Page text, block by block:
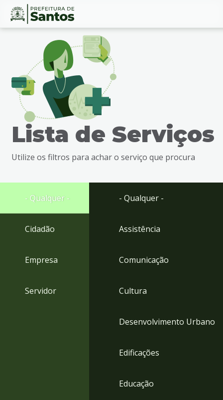
Ir
busca
Ir
rodapé
Conteúdo
Lista de Serviços
Utilize os filtros para achar o serviço que procura
- Qualquer -
Cidadão
Empresa
Servidor
- Qualquer -
Assistência
Comunicação
Cultura
Desenvolvimento Urbano
Edificações
Educação